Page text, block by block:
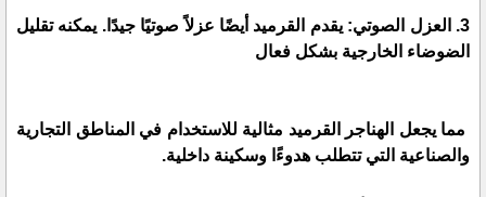
3. العزل الصوتي: يقدم القرميد أيضًا عزلاً صوتيًا جيدًا. يمكنه تقليل
الضوضاء الخارجية بشكل فعال
مما يجعل الهناجر القرميد مثالية للاستخدام في المناطق التجارية
والصناعية التي تتطلب هدوءًا وسكينة داخلية.